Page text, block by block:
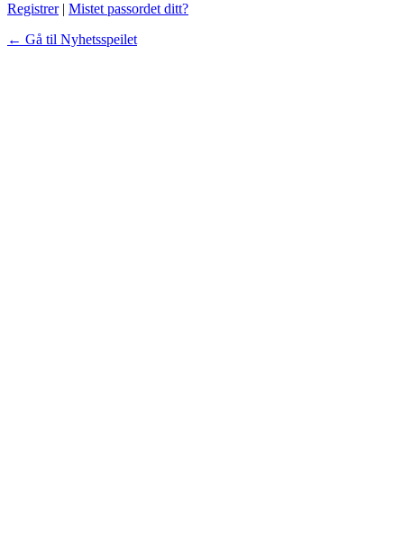
Registrer| Mistet passordet ditt?
← Gå til Nyhetsspeilet